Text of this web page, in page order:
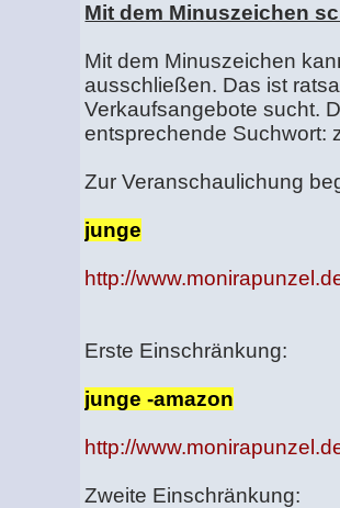
Mit dem Minuszeichen
Mit dem Minuszeichen
ausschließen. Das ist
Verkaufsangebote sucht.
entsprechende Suchwort:
Zur Veranschaulichung
junge
http://
Erste Einschränkung:
junge -amazon
http://
Zweite Einschränkung: